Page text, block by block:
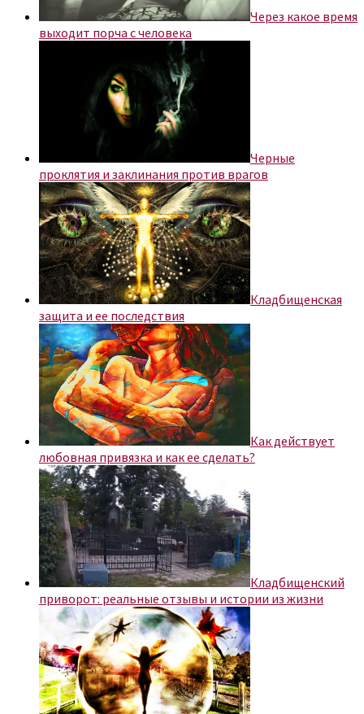
Через какое время
выходит порча с человека
Черные
проклятия и заклинания против врагов
Кладбищенская
защита и ее последствия
Как действует
любовная привязка и как ее сделать?
Кладбищенский
приворот: реальные отзывы и истории из жизни